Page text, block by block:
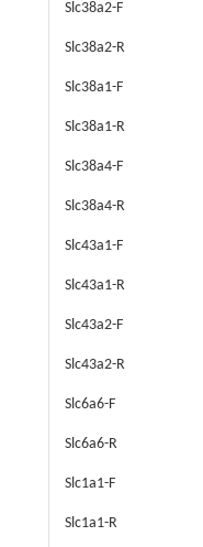
Slc38a2-F
Slc38a2-R
Slc38a1-F
Slc38a1-R
Slc38a4-F
Slc38a4-R
Slc43a1-F
Slc43a1-R
Slc43a2-F
Slc43a2-R
Slc6a6-F
Slc6a6-R
Slc1a1-F
Slc1a1-R